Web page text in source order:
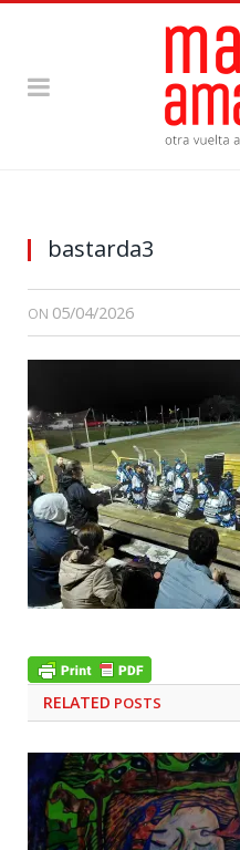
bastarda3
ON 05/04/2026
RELATED POSTS